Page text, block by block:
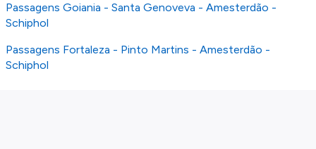
Passagens Goiania - Santa Genoveva - Amesterdão -
Schiphol
Passagens Fortaleza - Pinto Martins - Amesterdão -
Schiphol